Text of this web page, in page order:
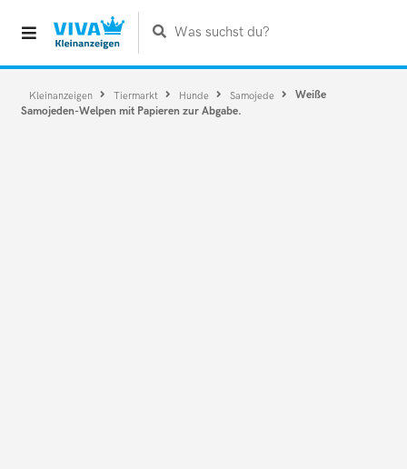
Was suchst du?
Kleinanzeigen Tiermarkt Hunde Samojede
Weiße
Samojeden-Welpen mit Papieren zur Abgabe.